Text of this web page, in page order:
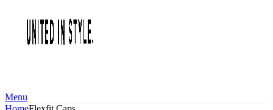
Menu